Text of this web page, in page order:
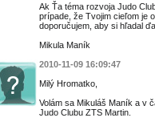
Ak Ťa téma rozvoja Judo
prípade, že Tvojim cieľom je
doporučujem, aby si hľadal
Mikula Maník
2010-11-09 16:09:47
Milý Hromatko,
Volám sa Mikuláš Maník a v
Judo Clubu ZTS Martin.